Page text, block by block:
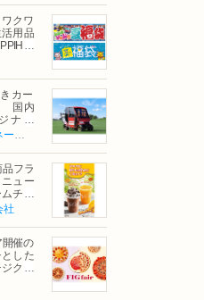
クワ
用品
グ
6日
カー
国内
ナル
カー
フラ
ュー
チョ
ージ
社
開催の
とした
クの
め、
8月